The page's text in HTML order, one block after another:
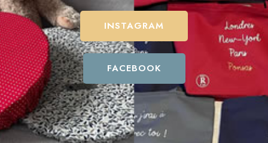
INSTAGRAM
FACEBOOK